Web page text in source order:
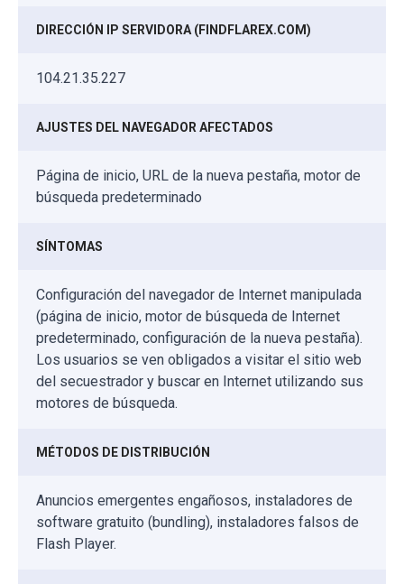
DIRECCIÓN IP SERVIDORA (FINDFLAREX.COM)
104.21.35.227
AJUSTES DEL NAVEGADOR AFECTADOS
Página de inicio, URL de la nueva pestaña, motor de
búsqueda predeterminado
SÍNTOMAS
Configuración del navegador de Internet manipulada
(página de inicio, motor de búsqueda de Internet
predeterminado, configuración de la nueva pestaña).
Los usuarios se ven obligados a visitar el sitio web
del secuestrador y buscar en Internet utilizando sus
motores de búsqueda.
MÉTODOS DE DISTRIBUCIÓN
Anuncios emergentes engañosos, instaladores de
software gratuito (bundling), instaladores falsos de
Flash Player.